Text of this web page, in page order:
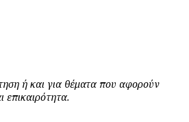
ή και για θέματα που αφορούν
επικαιρότητα.